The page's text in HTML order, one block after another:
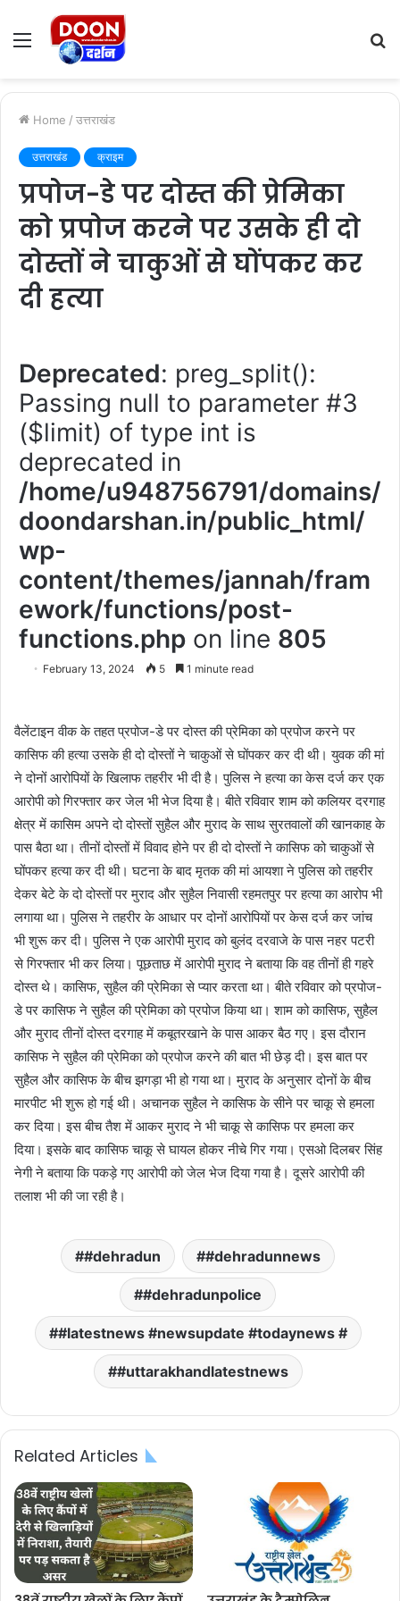
Menu
Home / उत्तराखंड
उत्तराखंड क्राइम
प्रपोज-डे पर दोस्त की प्रेमिका
को प्रपोज करने पर उसके ही दो
दोस्तों ने चाकुओं से घोंपकर कर
दी हत्या
Deprecated: preg_split():
Passing null to parameter #3
($limit) of type int is
deprecated in
/home/u948756791/domains/
doondarshan.in/public_html/
wp-
content/themes/jannah/fram
ework/functions/post-
functions.php on line 805
February 13, 2024 5 1 minute read
वैलेंटाइन वीक के तहत प्रपोज-डे पर दोस्त की प्रेमिका को प्रपोज करने पर
कासिफ की हत्या उसके ही दो दोस्तों ने चाकुओं से घोंपकर कर दी थी। युवक की मां
ने दोनों आरोपियों के खिलाफ तहरीर भी दी है। पुलिस ने हत्या का केस दर्ज कर एक
आरोपी को गिरफ्तार कर जेल भी भेज दिया है। बीते रविवार शाम को कलियर दरगाह
क्षेत्र में कासिम अपने दो दोस्तों सुहैल और मुराद के साथ सुरतवालों की खानकाह के
पास बैठा था। तीनों दोस्तों में विवाद होने पर ही दो दोस्तों ने कासिफ को चाकुओं से
घोंपकर हत्या कर दी थी। घटना के बाद मृतक की मां आयशा ने पुलिस को तहरीर
देकर बेटे के दो दोस्तों पर मुराद और सुहैल निवासी रहमतपुर पर हत्या का आरोप भी
लगाया था। पुलिस ने तहरीर के आधार पर दोनों आरोपियों पर केस दर्ज कर जांच
भी शुरू कर दी। पुलिस ने एक आरोपी मुराद को बुलंद दरवाजे के पास नहर पटरी
से गिरफ्तार भी कर लिया। पूछताछ में आरोपी मुराद ने बताया कि वह तीनों ही गहरे
दोस्त थे। कासिफ, सुहैल की प्रेमिका से प्यार करता था। बीते रविवार को प्रपोज-
डे पर कासिफ ने सुहैल की प्रेमिका को प्रपोज किया था। शाम को कासिफ, सुहैल
और मुराद तीनों दोस्त दरगाह में कबूतरखाने के पास आकर बैठ गए। इस दौरान
कासिफ ने सुहैल की प्रेमिका को प्रपोज करने की बात भी छेड़ दी। इस बात पर
सुहैल और कासिफ के बीच झगड़ा भी हो गया था। मुराद के अनुसार दोनों के बीच
मारपीट भी शुरू हो गई थी। अचानक सुहैल ने कासिफ के सीने पर चाकू से हमला
कर दिया। इस बीच तैश में आकर मुराद ने भी चाकू से कासिफ पर हमला कर
दिया। इसके बाद कासिफ चाकू से घायल होकर नीचे गिर गया। एसओ दिलबर सिंह
नेगी ने बताया कि पकड़े गए आरोपी को जेल भेज दिया गया है। दूसरे आरोपी की
तलाश भी की जा रही है।
#dehradun #dehradunnews
#dehradunpolice
#latestnews #newsupdate #todaynews #
#uttarakhandlatestnews
Related Articles